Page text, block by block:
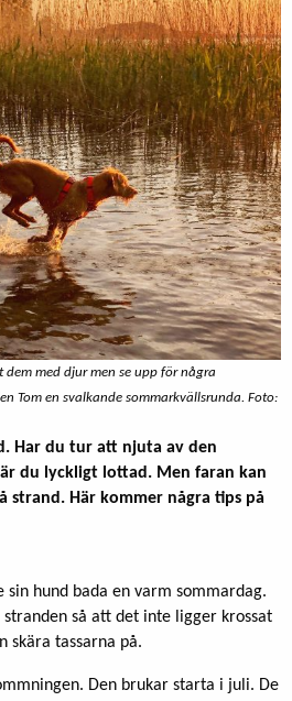
med djur men se upp för några
Tom en svalkande sommarkvällsrunda. Foto:
Har du tur att njuta av den
du lyckligt lottad. Men faran kan
strand. Här kommer några tips på
sin hund bada en varm sommardag.
så att det inte ligger krossat
skära tassarna på.
Den brukar starta i juli. De